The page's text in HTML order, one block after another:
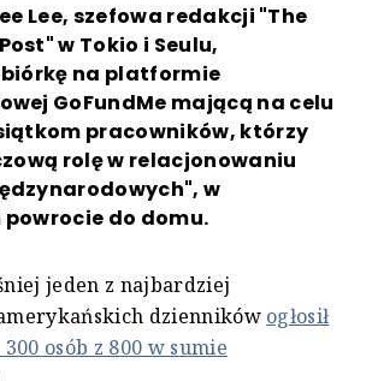
Lee, szefowa redakcji "The
w Tokio i Seulu,
na platformie
GoFundMe mającą na celu
pracowników, którzy
rolę w relacjonowaniu
w
do domu.
jeden z najbardziej
dzienników ogłosił
osób z 800 w sumie